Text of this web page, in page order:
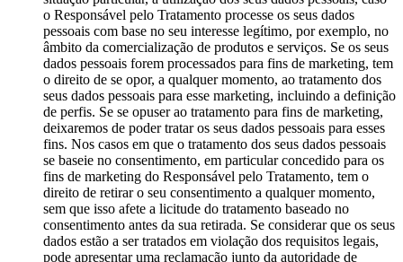
o Responsável pelo Tratamento processe os seus dados
pessoais com base no seu interesse legítimo, por exemplo, no
âmbito da comercialização de produtos e serviços. Se os seus
dados pessoais forem processados para fins de marketing, tem
o direito de se opor, a qualquer momento, ao tratamento dos
seus dados pessoais para esse marketing, incluindo a definição
de perfis. Se se opuser ao tratamento para fins de marketing,
deixaremos de poder tratar os seus dados pessoais para esses
fins. Nos casos em que o tratamento dos seus dados pessoais
se baseie no consentimento, em particular concedido para os
fins de marketing do Responsável pelo Tratamento, tem o
direito de retirar o seu consentimento a qualquer momento,
sem que isso afete a licitude do tratamento baseado no
consentimento antes da sua retirada. Se considerar que os seus
dados estão a ser tratados em violação dos requisitos legais,
pode apresentar uma reclamação junto da autoridade de